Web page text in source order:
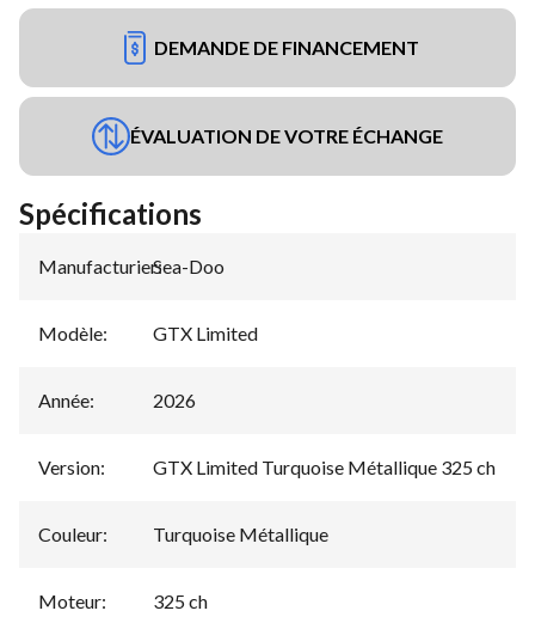
DEMANDE DE FINANCEMENT
ÉVALUATION DE VOTRE ÉCHANGE
Spécifications
Manufacturier:
Sea-Doo
Modèle: GTX Limited
Année: 2026
Version: GTX Limited Turquoise Métallique 325 ch
Couleur: Turquoise Métallique
Moteur: 325 ch